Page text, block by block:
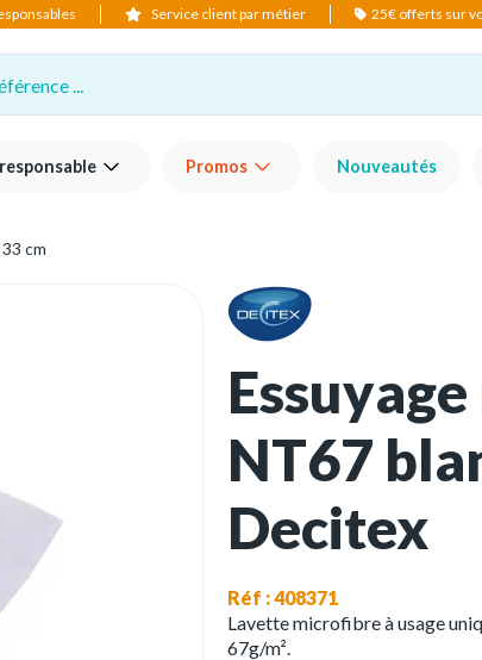
Service client par métier 25€ offerts sur
...
Promos Nouveautés
cm
NT67
Decitex
Réf : 408371
Lavette microfibre à usage
67g/m².